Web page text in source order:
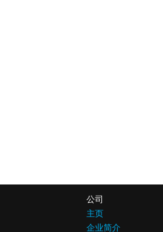
公司
主页
企业简介